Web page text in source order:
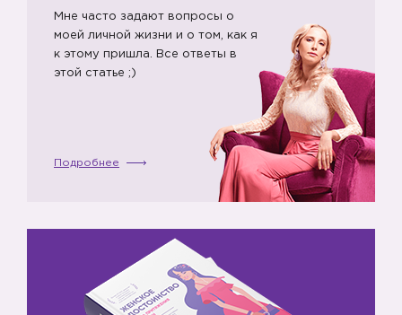
Мне часто задают вопросы о
моей личной жизни и о том, как я
к этому пришла. Все ответы в
этой статье ;)
Подробнее